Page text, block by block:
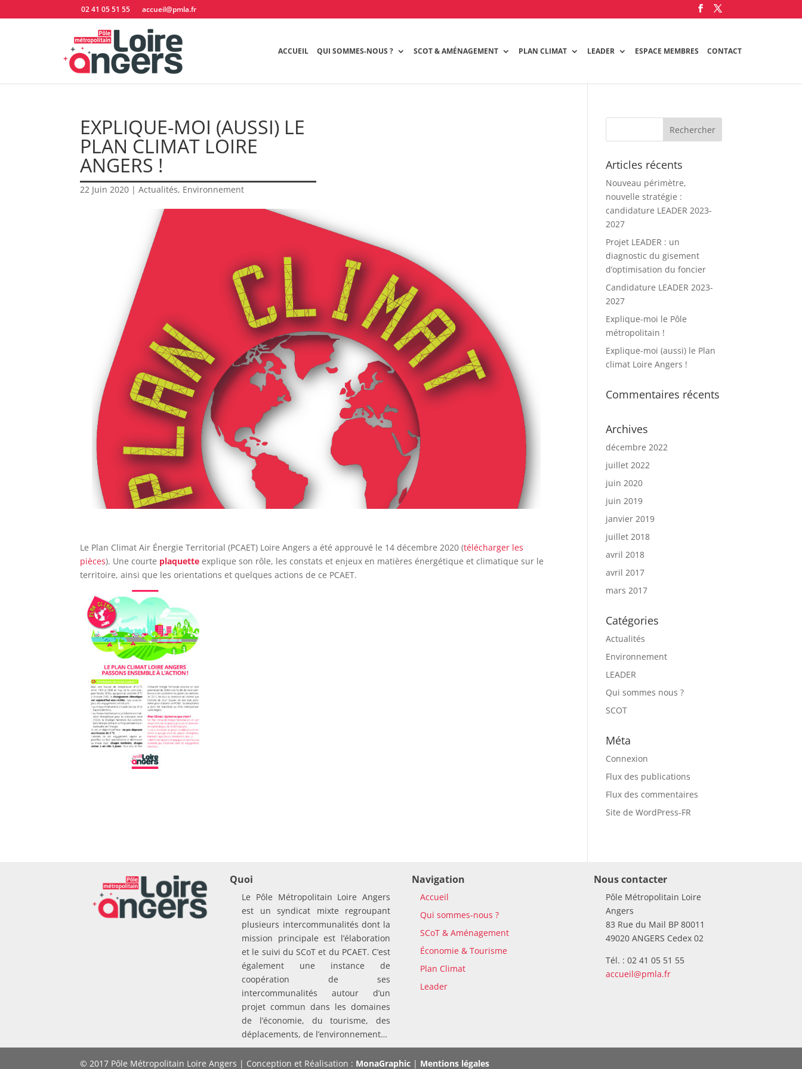
02 41 05 51 55 accueil@pmla.fr
ACCUEIL QUI SOMMES-NOUS ? SCOT & AMÉNAGEMENT PLAN CLIMAT LEADER ESPACE MEMBRES CONTACT
EXPLIQUE-MOI (AUSSI) LE
PLAN CLIMAT LOIRE
ANGERS !
22 Juin 2020 |Actualités, Environnement
Le Plan Climat Air Énergie Territorial (PCAET) Loire Angers a été approuvé le 14 décembre 2020 (télécharger les
pièces). Une courte plaquette explique son rôle, les constats et enjeux en matières énergétique et climatique sur le
territoire, ainsi que les orientations et quelques actions de ce PCAET.
Articles récents
Nouveau périmètre,
nouvelle stratégie :
candidature LEADER 2023-
2027
Projet LEADER : un
diagnostic du gisement
d’optimisation du foncier
Candidature LEADER 2023-
2027
Explique-moi le Pôle
métropolitain !
Explique-moi (aussi) le Plan
climat Loire Angers !
Commentaires récents
Archives
décembre 2022
juillet 2022
juin 2020
juin 2019
janvier 2019
juillet 2018
avril 2018
avril 2017
mars 2017
Catégories
Actualités
Environnement
LEADER
Qui sommes nous ?
SCOT
Méta
Connexion
Flux des publications
Flux des commentaires
Site de WordPress-FR
Quoi
Le Pôle Métropolitain Loire Angers
est un syndicat mixte regroupant
plusieurs intercommunalités dont la
mission principale est l’élaboration
et le suivi du SCoT et du PCAET. C’est
également une instance de
coopération de ses
intercommunalités autour d’un
projet commun dans les domaines
de l’économie, du tourisme, des
déplacements, de l’environnement…
Navigation
Accueil
Qui sommes-nous ?
SCoT & Aménagement
Économie & Tourisme
Plan Climat
Leader
Nous contacter
Pôle Métropolitain Loire
Angers
83 Rue du Mail BP 80011
49020 ANGERS Cedex 02
Tél. : 02 41 05 51 55
accueil@pmla.fr
© 2017 Pôle Métropolitain Loire Angers | Conception et Réalisation : MonaGraphic | Mentions légales